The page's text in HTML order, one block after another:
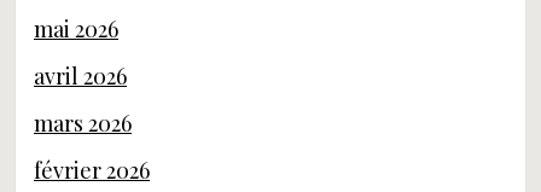
mai 2026
avril 2026
mars 2026
février 2026